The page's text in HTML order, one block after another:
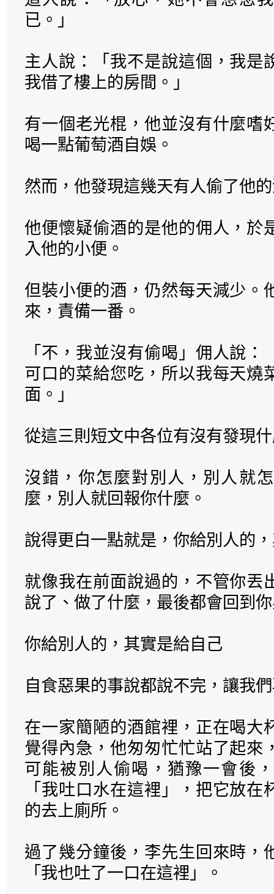
已。」
主人說：「我不是說這個，我是
我借了樓上的房間。」
有一個老光棍，他並沒有什麼嗜
喝一點葡萄酒自娛。
然而，他發現這幾天有人偷了他
他便懷疑偷酒的是他的佣人，於
入他的小便。
但裝小便的酒，仍然每天減少。
來，責備一番。
「不，我並沒有偷喝」佣人說
可口的菜給您吃，所以我每天燒
面。」
從這三則短文中各位有沒有發現
沒錯，你怎麼對別人，別人就
麼，別人就回報你什麼。
說得更白一點就是，你給別人的
就像我在前面說過的，不管你丟
說了、做了什麼，最後都會回到
你給別人的，其實是給自己
自食惡果的事說都說不完，讓我
在一家簡陋的酒館裡，正在喝大
覺得內急，他匆匆忙忙站了起來
可能被別人偷喝，猶豫一會後
「我吐口水在這裡」，把它放
的去上廁所。
過了幾分鐘後，李先生回來時，
「我也吐了一口在這裡」。